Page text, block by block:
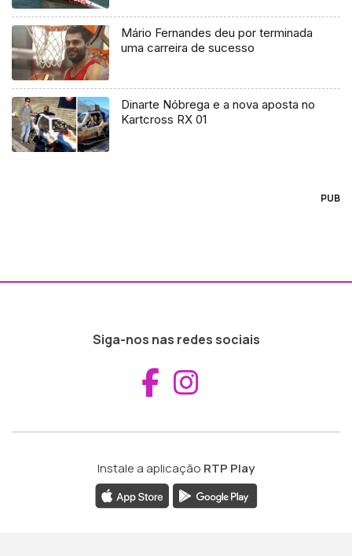
Mário Fernandes deu por terminada
uma carreira de sucesso
Dinarte Nóbrega e a nova aposta no
Kartcross RX 01
PUB
Siga-nos nas redes sociais
Aceder ao
Instale a aplicação RTP Play